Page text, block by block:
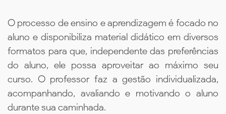
O processo de ensino e aprendizagem é focado no
aluno e disponibiliza material didático em diversos
formatos para que, independente das preferências
do aluno, ele possa aproveitar ao máximo seu
curso. O professor faz a gestão individualizada,
acompanhando, avaliando e motivando o aluno
durante sua caminhada.